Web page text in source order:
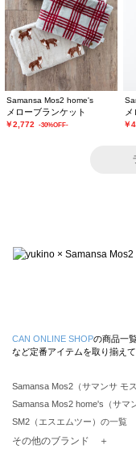
Samansa Mos2 home's
メローブランケット
￥2,772 -30%OFF- ￥
CAN ONLINE SHOPの商品一
など定番アイテムを取り揃えて
Samansa Mos2（サマンサ モ
Samansa Mos2 home's（サマ
SM2（エスエムツー）の一覧
TSUHARU by Samansa Mos2
その他のブランド ＋